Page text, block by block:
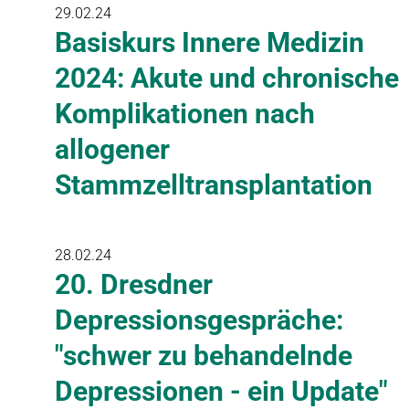
29.02.24
Basiskurs Innere Medizin
2024: Akute und chronische
Komplikationen nach
allogener
Stammzelltransplantation
28.02.24
20. Dresdner
Depressionsgespräche:
"schwer zu behandelnde
Depressionen - ein Update"